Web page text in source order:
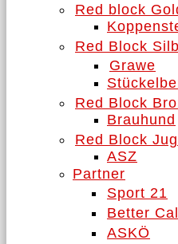
Red block
Red Block
Grawe
Red Block
Brauhund
Red Block
ASZ
Partner
Sport 21
Better
ASKÖ